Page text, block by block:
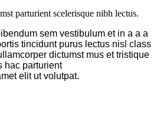
parturient scelerisque nibh lectus.
sem vestibulum et in a a a
tincidunt purus lectus nisl class
dictumst mus et tristique
hac parturient
elit ut volutpat.